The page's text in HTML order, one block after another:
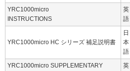
YRC1000micro
INSTRUCTIONS
英
語
YRC1000micro HC シリーズ 補足説明書
日
本
語
YRC1000micro SUPPLEMENTARY
英